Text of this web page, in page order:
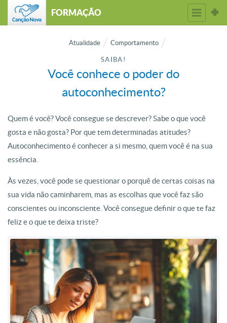
FORMAÇÃO
Atualidade Comportamento
SAIBA!
Você conhece o poder do
autoconhecimento?
Quem é você? Você consegue se descrever? Sabe o que você
gosta e não gosta? Por que tem determinadas atitudes?
Autoconhecimento é conhecer a si mesmo, quem você é na sua
essência.
Às vezes, você pode se questionar o porquê de certas coisas na
sua vida não caminharem, mas as escolhas que você faz são
conscientes ou inconsciente. Você consegue definir o que te faz
feliz e o que te deixa triste?